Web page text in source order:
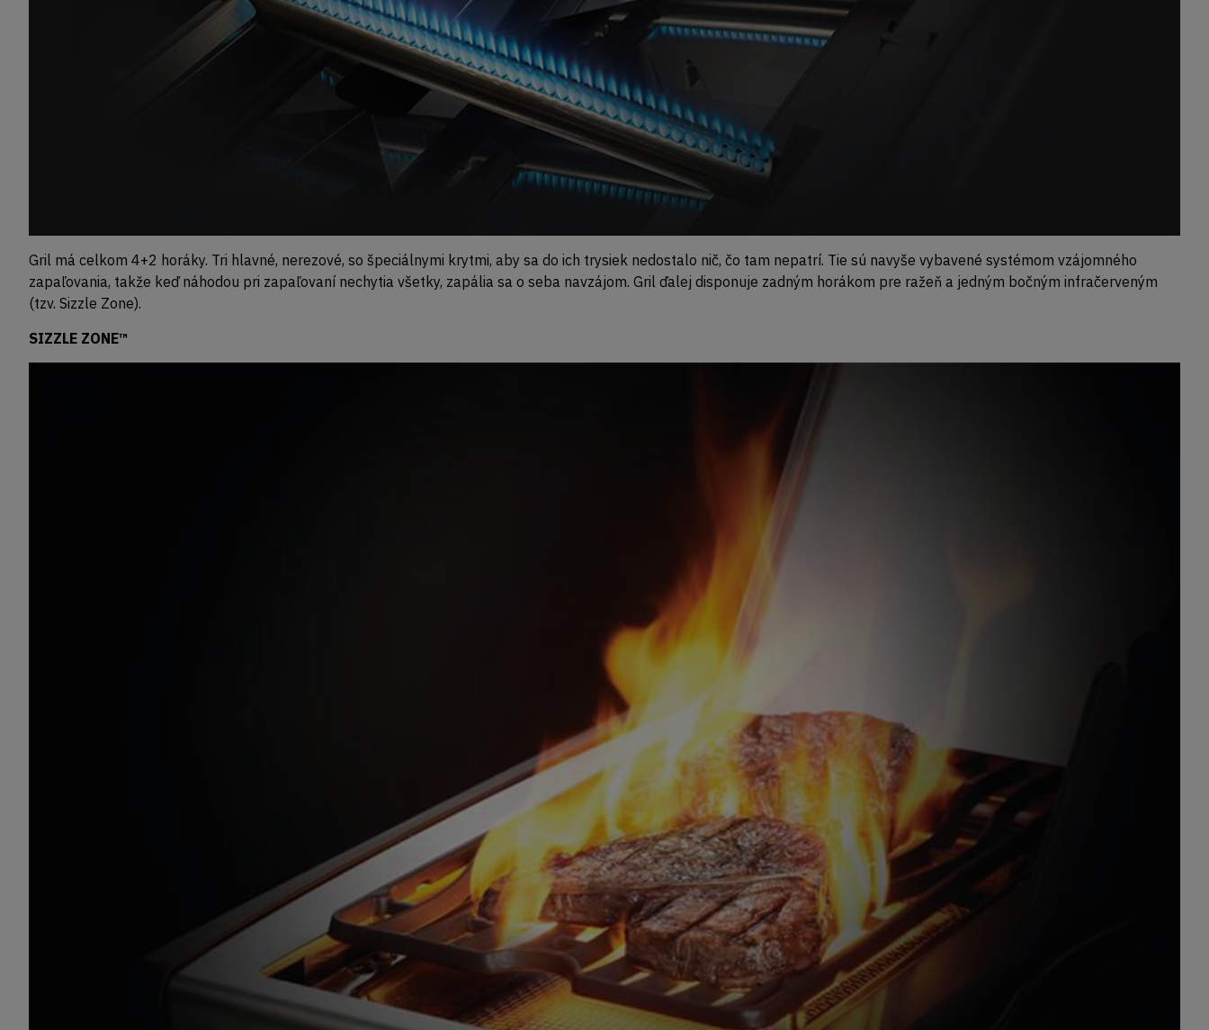
Gril má celkom 4+2 horáky. Tri hlavné, nerezové, so špeciálnymi krytmi, aby sa do ich trysiek nedostalo nič, čo tam nepatrí. Tie sú navyše vybavené systémom vzájomného
zapaľovania, takže keď náhodou pri zapaľovaní nechytia všetky, zapália sa o seba navzájom. Gril ďalej disponuje zadným horákom pre ražeň a jedným bočným infračerveným
(tzv. Sizzle Zone).
SIZZLE ZONE™